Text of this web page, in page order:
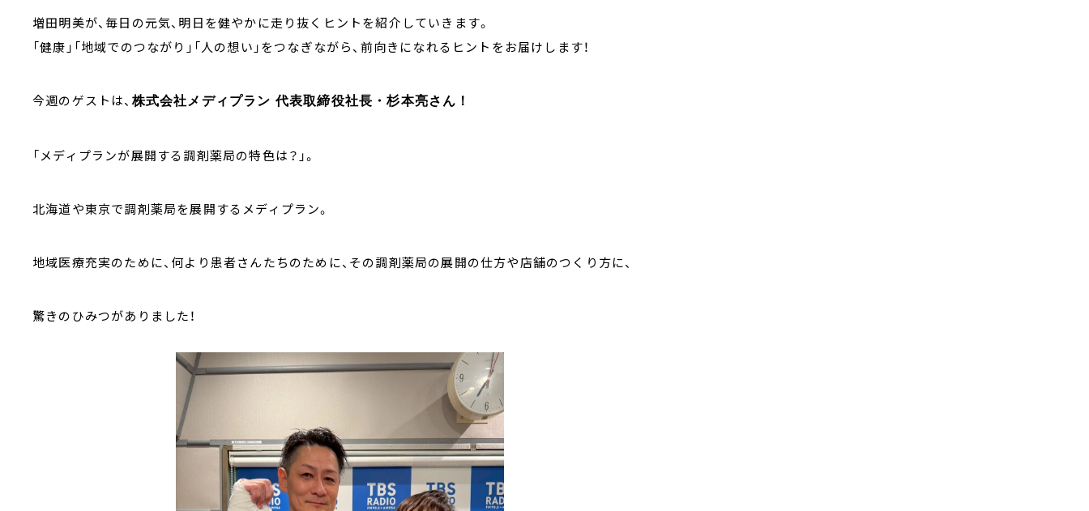
増田明美が、毎日の元気、明日を健やかに走り抜くヒントを紹介していきます。
「健康」「地域でのつながり」「人の想い」をつなぎながら、前向きになれるヒントをお届けします！
今週のゲストは、 株式会社メディプラン 代表取締役社⻑・杉本亮さん！
「メディプランが展開する調剤薬局の特色は？」。
北海道や東京で調剤薬局を展開するメディプラン。
地域医療充実のために、何より患者さんたちのために、その調剤薬局の展開の仕方や店舗のつくり方に、
驚きのひみつがありました！